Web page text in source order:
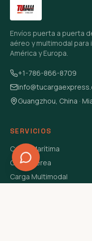
Envíos puerta a puerta
aéreo y multimodal
América y Europa.
+1-786-866-8709
Guangzhou, China ·
SERVICIOS
Carga Marítima
Carga Aérea
Carga Multimodal